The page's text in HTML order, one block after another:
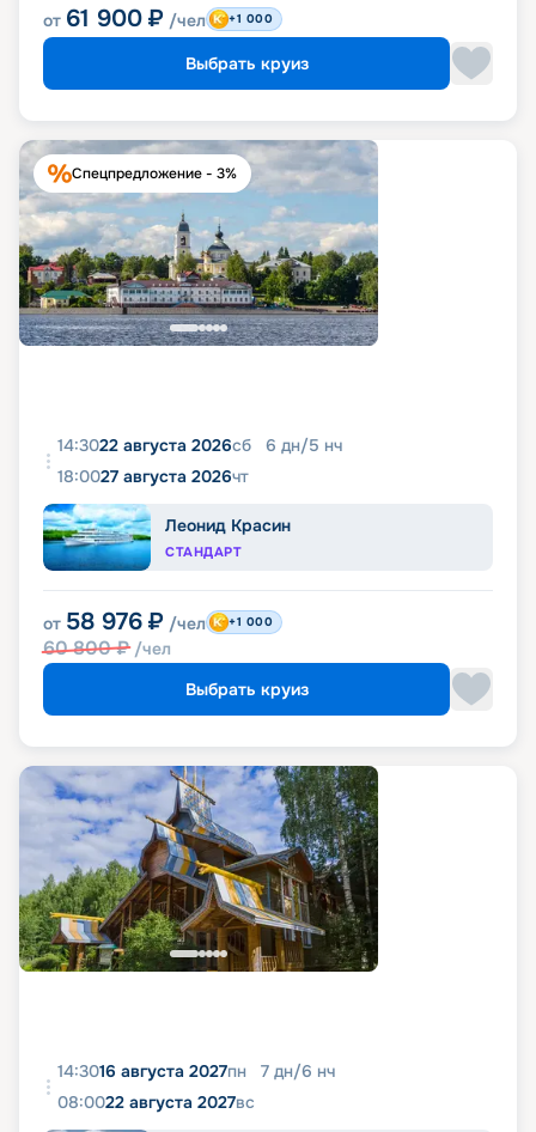
от 61 900 ₽ /чел +1 000
Выбрать круиз
Спецпредложение - 3%
14:3022 августа 2026сб 6 дн/5 нч
18:0027 августа 2026чт
Леонид Красин
СТАНДАРТ
от 58 976 ₽ /чел
60 800₽ /чел
+1 000
Выбрать круиз
14:3016 августа 2027пн 7 дн/6 нч
08:0022 августа 2027вс